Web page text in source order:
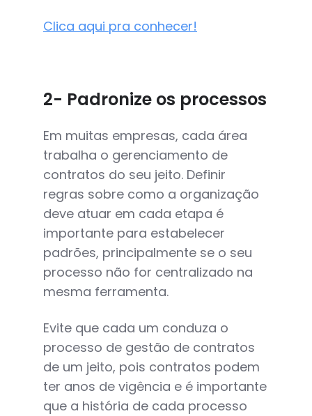
Clica aqui pra conhecer!
2- Padronize os processos
Em muitas empresas, cada área
trabalha o gerenciamento de
contratos do seu jeito. Definir
regras sobre como a organização
deve atuar em cada etapa é
importante para estabelecer
padrões, principalmente se o seu
processo não for centralizado na
mesma ferramenta.
Evite que cada um conduza o
processo de gestão de contratos
de um jeito, pois contratos podem
ter anos de vigência e é importante
que a história de cada processo